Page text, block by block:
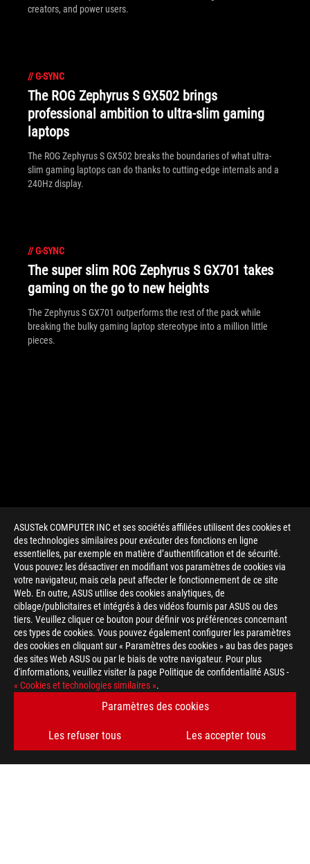
ASUSTek COMPUTER INC et ses sociétés affiliées utilisent des cookies et
des technologies similaires pour exécuter des fonctions en ligne
essentielles, par exemple en matière d’authentification et de sécurité.
Vous pouvez les désactiver en modifiant vos paramètres de cookies via
votre navigateur, mais cela peut affecter le fonctionnement de ce site
Web. En outre, ASUS utilise des cookies analytiques, de
ciblage/publicitaires et intégrés à des vidéos fournis par ASUS ou des
tiers. Veuillez cliquer ce bouton pour définir vos préférences concernant
ces types de cookies. Vous pouvez également configurer les paramètres
des cookies en cliquant sur « Paramètres des cookies » au bas des pages
des sites Web ASUS ou par le biais de votre navigateur. Pour plus
d'informations, veuillez visiter la page Politique de confidentialité ASUS -
« Cookies et technologies similaires ».
Paramètres des cookies
Les refuser tous Les accepter tous
creators, and power users.
//G-SYNC
The ROG Zephyrus S GX502 brings
professional ambition to ultra-slim gaming
laptops
The ROG Zephyrus S GX502 breaks the boundaries of what ultra-
slim gaming laptops can do thanks to cutting-edge internals and a
240Hz display.
//G-SYNC
The super slim ROG Zephyrus S GX701 takes
gaming on the go to new heights
The Zephyrus S GX701 outperforms the rest of the pack while
breaking the bulky gaming laptop stereotype into a million little
pieces.
> GAMING G-SYNC
OBTENEZ LES DERNIÈRES OFFRES ET PLUS ENCORE